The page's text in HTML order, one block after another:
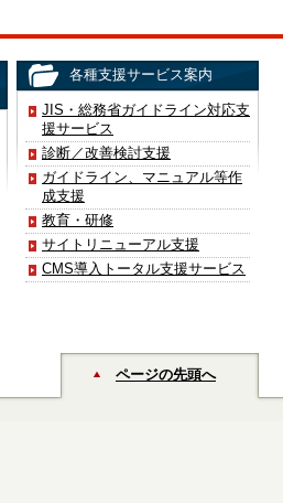
各種支援サービス案内
JIS・総務省ガイドライン対応支
援サービス
診断／改善検討支援
ガイドライン、マニュアル等作
成支援
教育・研修
サイトリニューアル支援
CMS導入トータル支援サービス
ページの先頭へ